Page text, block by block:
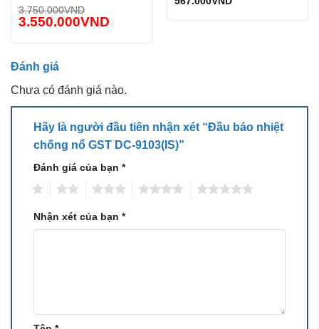
trong dải -10℃～+65℃
– Chỉ số bảo vệ :IP33
– Kích thước: Đường kính(100mm) x Chiều cao(53.3mm)
– Khoảng cách lỗ gắn :45mm~75mm
– Trọng lượng :130g
Được xếp
hạng5.00
3.750.000VND
3.550.000VND
Đánh giá
Chưa có đánh giá nào.
Hãy là người đầu tiên nhận xét “Đầu báo nhiệt
chống nổ GST DC-9103(IS)”
Đánh giá của bạn *
Nhận xét của bạn *